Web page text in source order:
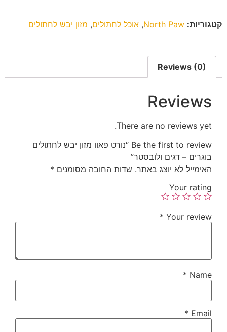
קטגוריות: North Paw
, אוכל לחתולים, מזון יבש לחתולים
Reviews (0)
Reviews
There are no reviews yet.
Be the first to review “נורט פאוו מזון יבש לחתולים
בוגרים – דגים ולובסטר”
האימייל לא יוצג באתר. שדות החובה מסומנים *
Your rating
Your review
*
Name
*
Email
*